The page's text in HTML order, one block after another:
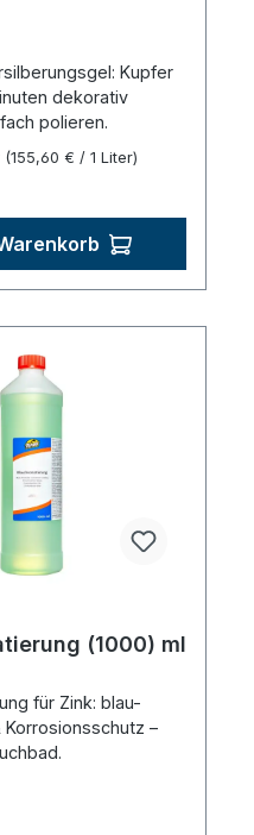
Kupfer
dekorativ
polieren.
(155,60 € / 1 Liter)
(1000) ml
für Zink: blau-
Korrosionsschutz –